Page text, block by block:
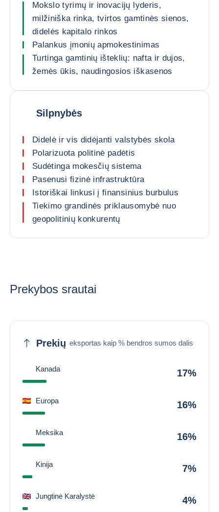
Mokslo tyrimų ir inovacijų lyderis,
milžiniška rinka, tvirtos gamtinės sienos,
didelės kapitalo rinkos
Palankus įmonių apmokestinimas
Turtinga gamtinių išteklių: nafta ir dujos,
žemės ūkis, naudingosios iškasenos
Silpnybės
Didelė ir vis didėjanti valstybės skola
Polarizuota politinė padėtis
Sudėtinga mokesčių sistema
Pasenusi fizinė infrastruktūra
Istoriškai linkusi į finansinius burbulus
Tiekimo grandinės priklausomybė nuo
geopolitinių konkurentų
Prekybos srautai
Prekių eksportas kaip % bendros sumos dalis
Kanada 17%
Europa 16%
Meksika 16%
Kinija 7%
Jungtinė Karalystė 4%